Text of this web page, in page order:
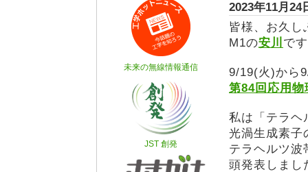
2023年11月
皆様、お久し
M1の安川 で
9/19(火)から
第84回応用
私は「テラヘ
光渦生成素子
テラヘルツ波
頭発表しまし